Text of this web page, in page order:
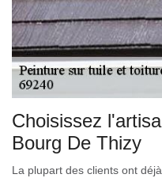
Choisissez
Bourg De Thizy
La plupart des clients ont